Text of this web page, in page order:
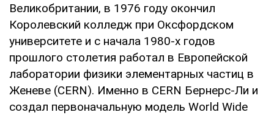
Великобритании, в 1976 году окончил
Королевский колледж при Оксфордском
университете и с начала 1980-х годов
прошлого столетия работал в Европейской
лаборатории физики элементарных частиц в
Женеве (CERN). Именно в CERN Бернерс-Ли и
создал первоначальную модель World Wide